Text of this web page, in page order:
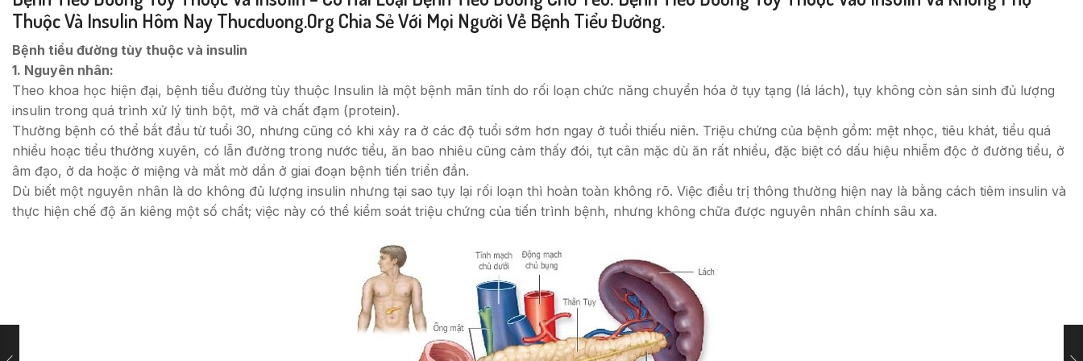
Thuộc Và Insulin Hôm Nay Thucduong.org Chia Sẻ Với Mọi Người Về Bệnh Tiểu Đường.
Bệnh tiểu đường tùy thuộc và insulin
1. Nguyên nhân:
Theo khoa học hiện đại, bệnh tiểu đường tùy thuộc Insulin là một bệnh mãn tính do rối loạn chức năng chuyển hóa ở tụy tạng (lá lách), tụy không còn sản sinh đủ lượng
insulin trong quá trình xử lý tinh bột, mỡ và chất đạm (protein).
Thường bệnh có thể bắt đầu từ tuổi 30, nhưng cũng có khi xảy ra ở các độ tuổi sớm hơn ngay ở tuổi thiếu niên. Triệu chứng của bệnh gồm: mệt nhọc, tiêu khát, tiểu quá
nhiều hoạc tiểu thường xuyên, có lẫn đường trong nước tiểu, ăn bao nhiêu cũng cảm thấy đói, tụt cân mặc dù ăn rất nhiều, đặc biệt có dấu hiệu nhiễm độc ở đường tiểu, ở
âm đạo, ở da hoặc ở miệng và mắt mờ dần ở giai đoạn bệnh tiến triển đần.
Dù biết một nguyên nhân là do không đủ lượng insulin nhưng tại sao tụy lại rối loạn thì hoàn toàn không rõ. Việc điều trị thông thường hiện nay là bằng cách tiêm insulin và
thực hiện chế độ ăn kiêng một số chất; việc này có thể kiểm soát triệu chứng của tiến trình bệnh, nhưng không chữa được nguyên nhân chính sâu xa.